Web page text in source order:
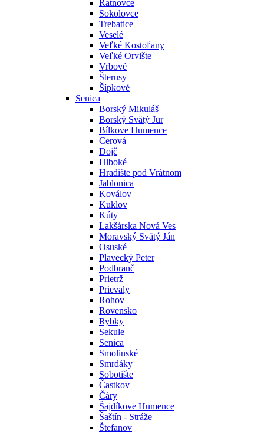
Ratnovce
Sokolovce
Trebatice
Veselé
Veľké Kostoľany
Veľké Orvište
Vrbové
Šterusy
Šípkové
Senica
Borský Mikuláš
Borský Svätý Jur
Bílkove Humence
Cerová
Dojč
Hlboké
Hradište pod Vrátnom
Jablonica
Koválov
Kuklov
Kúty
Lakšárska Nová Ves
Moravský Svätý Ján
Osuské
Plavecký Peter
Podbranč
Prietrž
Prievaly
Rohov
Rovensko
Rybky
Sekule
Senica
Smolinské
Smrdáky
Sobotište
Častkov
Čáry
Šajdíkove Humence
Šaštín - Stráže
Štefanov